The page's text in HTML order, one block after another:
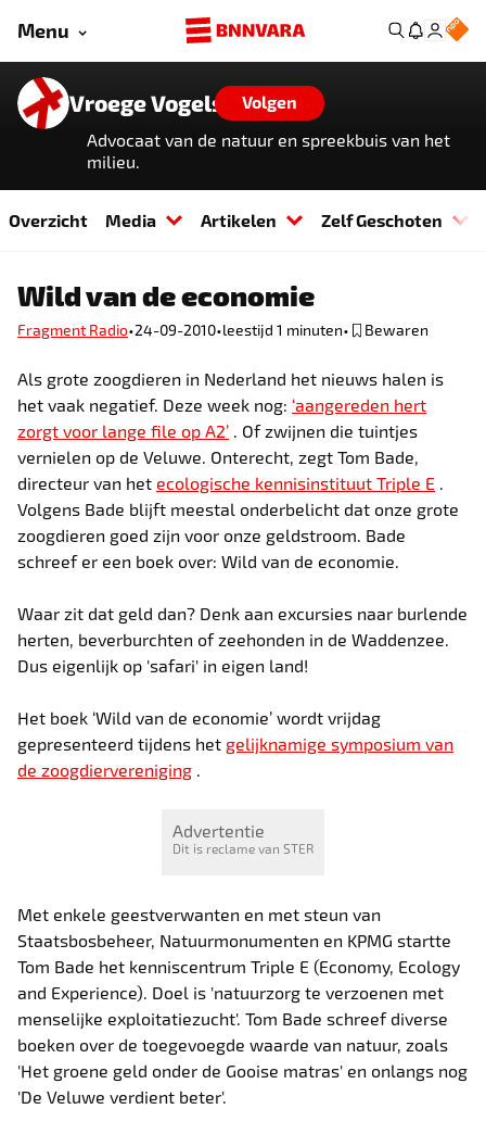
Menu
Vroege Vogels
Volgen
Advocaat van de natuur en spreekbuis van het
milieu.
Overzicht Media Artikelen Zelf Geschoten
Wild van de economie
Fragment Radio•24-09-2010•leestijd 1 minuten• Bewaren
Als grote zoogdieren in Nederland het nieuws halen is
het vaak negatief. Deze week nog: ‘aangereden hert
zorgt voor lange file op A2’ . Of zwijnen die tuintjes
vernielen op de Veluwe. Onterecht, zegt Tom Bade,
directeur van hetecologische kennisinstituut Triple E .
Volgens Bade blijft meestal onderbelicht dat onze grote
zoogdieren goed zijn voor onze geldstroom. Bade
schreef er een boek over: Wild van de economie.
Waar zit dat geld dan? Denk aan excursies naar burlende
herten, beverburchten of zeehonden in de Waddenzee.
Dus eigenlijk op 'safari' in eigen land!
Het boek ‘Wild van de economie’ wordt vrijdag
gepresenteerd tijdens het gelijknamige symposium van
de zoogdiervereniging .
Advertentie
Dit is reclame van STER
Met enkele geestverwanten en met steun van
Staatsbosbeheer, Natuurmonumenten en KPMG startte
Tom Bade het kenniscentrum Triple E (Economy, Ecology
and Experience). Doel is 'natuurzorg te verzoenen met
menselijke exploitatiezucht'. Tom Bade schreef diverse
boeken over de toegevoegde waarde van natuur, zoals
'Het groene geld onder de Gooise matras' en onlangs nog
'De Veluwe verdient beter'.